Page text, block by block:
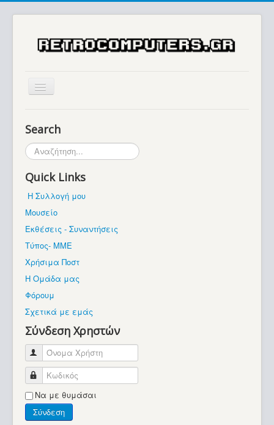
Μουσείο
Βρίσκεστε εδώ:
Search
Αναζήτηση...
Quick Links
Η Συλλογή μου
Μουσείο
Εκθέσεις - Συναντήσεις
Τύπος- ΜΜΕ
Χρήσιμα Ποστ
Η Ομάδα μας
Φόρουμ
Σχετικά με εμάς
Σύνδεση Χρηστών
Όνομα Χρήστη
Κωδικός
Να με θυμάσαι
Σύνδεση